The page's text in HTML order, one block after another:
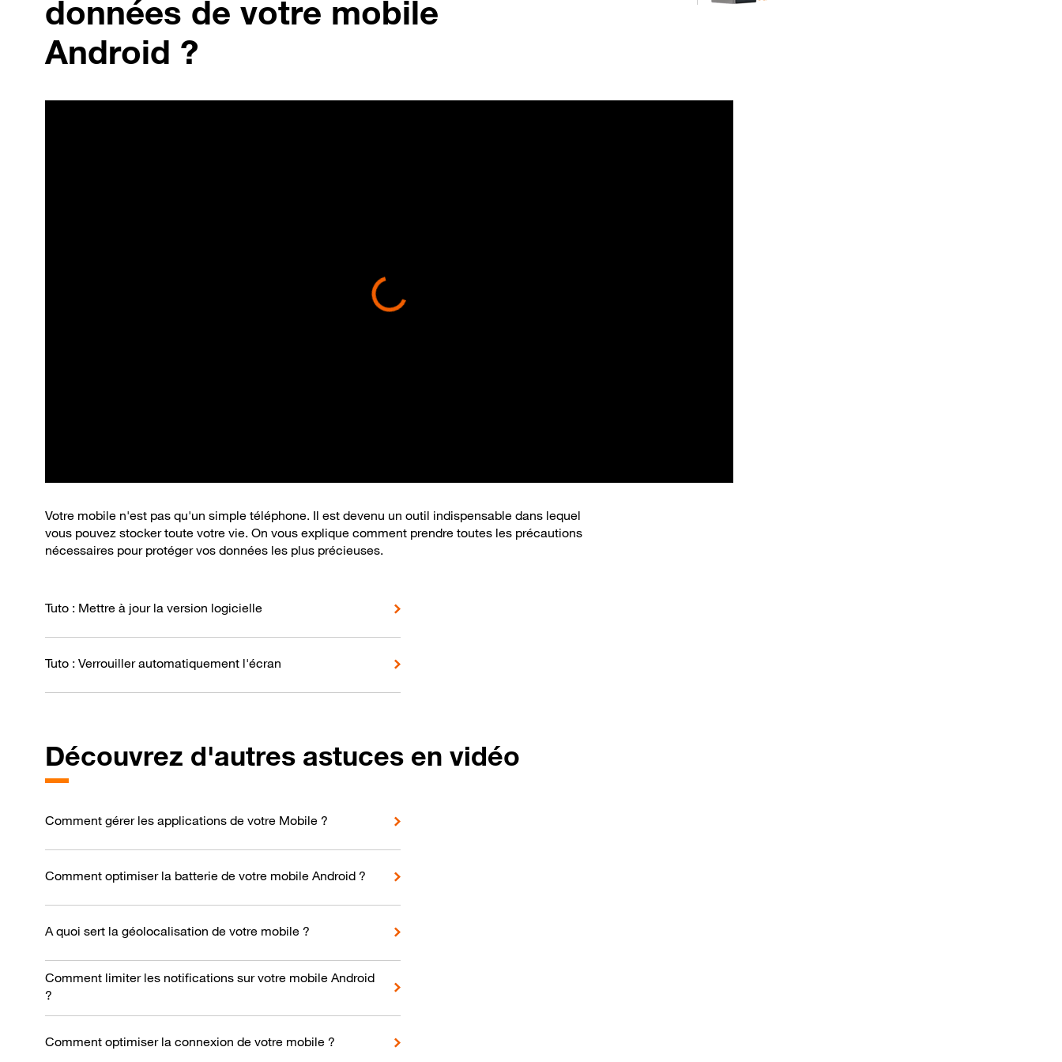
données de votre mobile
Android ?
Votre mobile n'est pas qu'un simple téléphone. Il est devenu un outil indispensable dans lequel
vous pouvez stocker toute votre vie. On vous explique comment prendre toutes les précautions
nécessaires pour protéger vos données les plus précieuses.
Tuto : Mettre à jour la version logicielle
Tuto : Verrouiller automatiquement l'écran
Découvrez d'autres astuces en vidéo
Comment gérer les applications de votre Mobile ?
Comment optimiser la batterie de votre mobile Android ?
A quoi sert la géolocalisation de votre mobile ?
Comment limiter les notifications sur votre mobile Android
?
Comment optimiser la connexion de votre mobile ?